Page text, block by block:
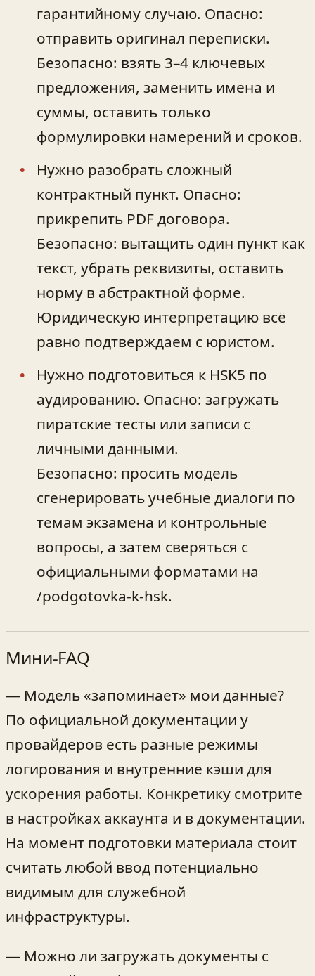
гарантийному случаю. Опасно:
отправить оригинал переписки.
Безопасно: взять 3–4 ключевых
предложения, заменить имена и
суммы, оставить только
формулировки намерений и сроков.
Нужно разобрать сложный
контрактный пункт. Опасно:
прикрепить PDF договора.
Безопасно: вытащить один пункт как
текст, убрать реквизиты, оставить
норму в абстрактной форме.
Юридическую интерпретацию всё
равно подтверждаем с юристом.
Нужно подготовиться к HSK5 по
аудированию. Опасно: загружать
пиратские тесты или записи с
личными данными.
Безопасно: просить модель
сгенерировать учебные диалоги по
темам экзамена и контрольные
вопросы, а затем сверяться с
официальными форматами на
/podgotovka-k-hsk.
Мини‑FAQ
— Модель «запоминает» мои данные?
По официальной документации у
провайдеров есть разные режимы
логирования и внутренние кэши для
ускорения работы. Конкретику смотрите
в настройках аккаунта и в документации.
На момент подготовки материала стоит
считать любой ввод потенциально
видимым для служебной
инфраструктуры.
— Можно ли загружать документы с